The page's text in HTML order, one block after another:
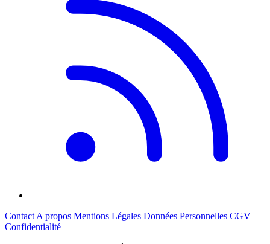
Contact A propos Mentions Légales Données Personnelles CGV
Confidentialité